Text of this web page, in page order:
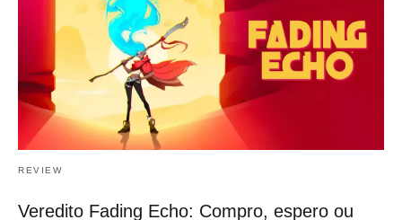
REVIEW
Veredito Fading Echo: Compro, espero ou